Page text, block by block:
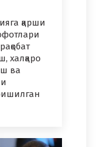
қарши
халқаро
ва